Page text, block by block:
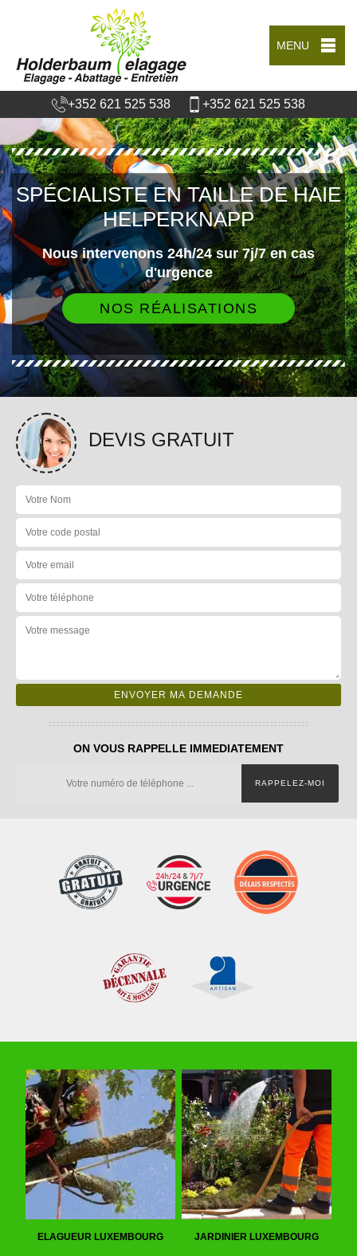
MENU
+352 621 525 538 +352 621 525 538
SPÉCIALISTE EN TAILLE DE HAIE
HELPERKNAPP
Nous intervenons 24h/24 sur 7j/7 en cas
d'urgence
NOS RÉALISATIONS
DEVIS GRATUIT
ON VOUS RAPPELLE IMMEDIATEMENT
ELAGUEUR LUXEMBOURG JARDINIER LUXEMBOURG